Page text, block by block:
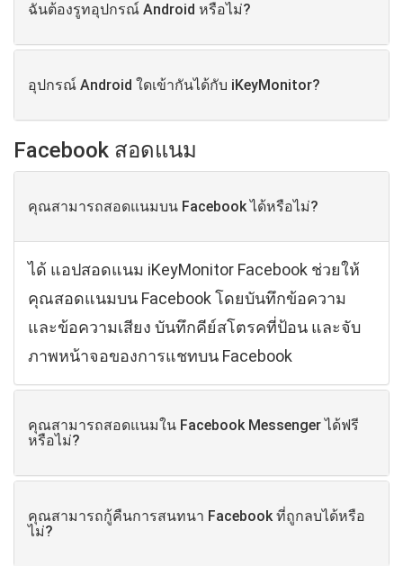
ฉันต้องรูทอุปกรณ์ Android หรือไม่?
อุปกรณ์ Android ใดเข้ากันได้กับ iKeyMonitor?
Facebook สอดแนม
คุณสามารถสอดแนมบน Facebook ได้หรือไม่?
ได้ แอปสอดแนม iKeyMonitor Facebook ช่วยให้
คุณสอดแนมบน Facebook โดยบันทึกข้อความ
และข้อความเสียง บันทึกคีย์สโตรคที่ป้อน และจับ
ภาพหน้าจอของการแชทบน Facebook
คุณสามารถสอดแนมใน Facebook Messenger ได้ฟรี
หรือไม่?
คุณสามารถกู้คืนการสนทนา Facebook ที่ถูกลบได้หรือ
ไม่?